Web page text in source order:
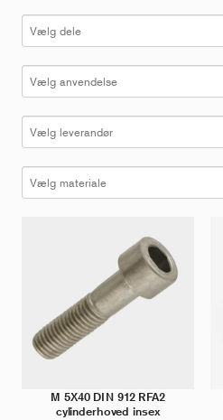
M 5X40 DIN 912 RFA2
cylinderhoved insex